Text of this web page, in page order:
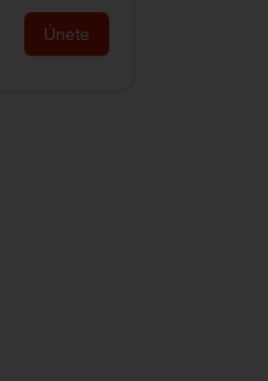
Únete